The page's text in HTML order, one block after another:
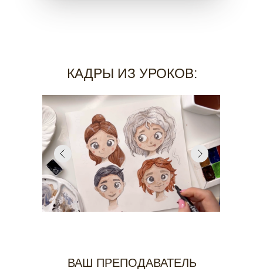
КАДРЫ ИЗ УРОКОВ:
ВАШ ПРЕПОДАВАТЕЛЬ